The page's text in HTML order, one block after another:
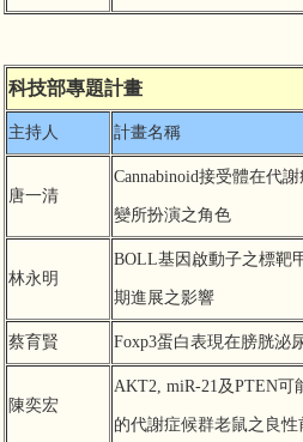
科技部專題計畫
主持人 計畫名稱
唐一清
Cannabinoid接受體在代
變所扮演之角色
林永明
BOLL基因啟動子之標靶
期進展之影響
蔡育賢 Foxp3蛋白表現在膀胱泌
陳奕宏
AKT2, miR-21及PTEN可
的代謝症候群老鼠之良性